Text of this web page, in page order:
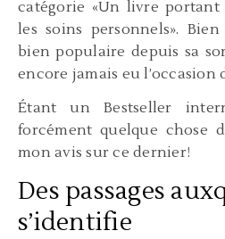
catégorie «Un livre
les soins personnels».
bien populaire depuis sa
encore jamais eu l’occasion
Étant un Bestseller
forcément quelque chose
mon avis sur ce dernier!
Des passages
s’identifie